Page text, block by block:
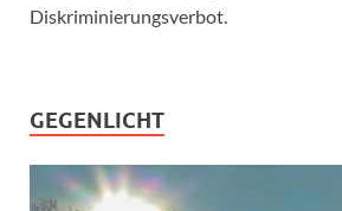
Diskriminierungsverbot.
GEGENLICHT